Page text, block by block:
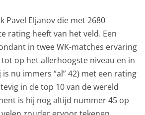
Pavel Eljanov die met 2680
rating heeft van het veld. Een
in twee WK-matches ervaring
op het allerhoogste niveau en in
nu immers “al” 42) met een rating
in de top 10 van de wereld
is hij nog altijd nummer 45 op